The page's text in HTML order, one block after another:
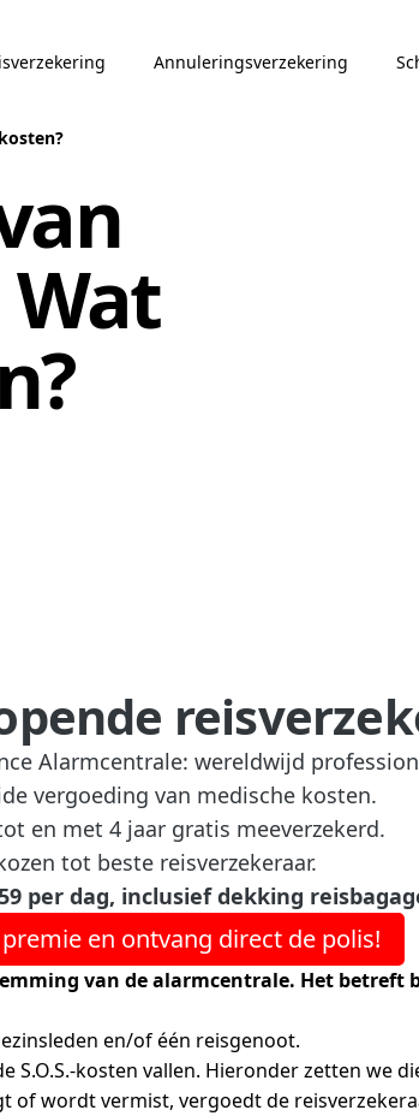
Annuleringsverzekering
Alarmcentrale: wereldwijd
vergoeding van medische kosten.
en met 4 jaar gratis meeverzekerd.
tot beste reisverzekeraar.
per dag, inclusief dekking
en ontvang direct de polis!
van de alarmcentrale. Het
en/of één reisgenoot.
kosten vallen. Hieronder zetten we
wordt vermist, vergoedt de